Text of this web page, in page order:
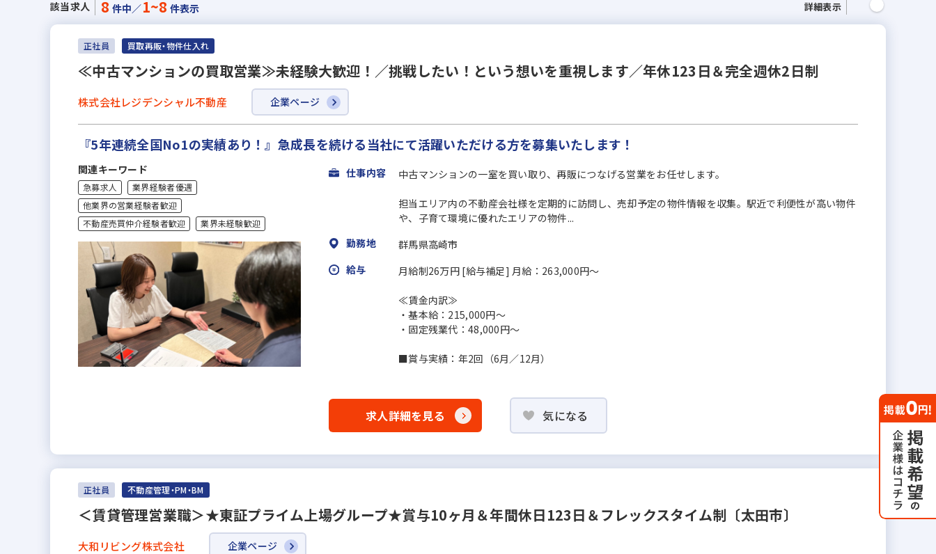
該当求人 8 件中／1~8 件表示 詳細表示
正社員 買取再販・物件仕入れ
≪中古マンションの買取営業≫未経験大歓迎！／挑戦したい！という想いを重視します／年休123日＆完全週休2日制
株式会社レジデンシャル不動産 企業ページ
『5年連続全国No1の実績あり！』急成長を続ける当社にて活躍いただける方を募集いたします！
関連キーワード
急募求人
業界経験者優遇
他業界の営業経験者歓迎
不動産売買仲介経験者歓迎
業界未経験歓迎
仕事内容 中古マンションの一室を買い取り、再販につなげる営業をお任せします。
担当エリア内の不動産会社様を定期的に訪問し、売却予定の物件情報を収集。駅近で利便性が高い物件
や、子育て環境に優れたエリアの物件...
勤務地
群馬県高崎市
給与
月給制26万円 [給与補足] 月給：263,000円～
≪賃金内訳≫
・基本給：215,000円～
・固定残業代：48,000円～
■賞与実績：年2回（6月／12月）
求人詳細を見る 気になる
正社員 不動産管理・PM・BM
＜賃貸管理営業職＞★東証プライム上場グループ★賞与10ヶ月＆年間休日123日＆フレックスタイム制〔太田市〕
大和リビング株式会社 企業ページ